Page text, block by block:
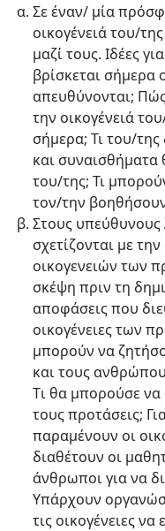
Σε έναν/ μία
οικογένειά του/
μαζί τους. Ιδέες
βρίσκεται
απευθύνονται;
την οικογένειά
σήμερα; Τι του/της
και συναισθήματα
του/της; Τι
τον/την
Στους
σχετίζονται με
οικογενειών των
σκέψη πριν τη
αποφάσεις που
οικογένειες των
μπορούν να
και τους
Tι θα μπορούσε να
τους προτάσεις;
παραμένουν οι
διαθέτουν οι
άνθρωποι για να
Υπάρχουν
τις οικογένειες